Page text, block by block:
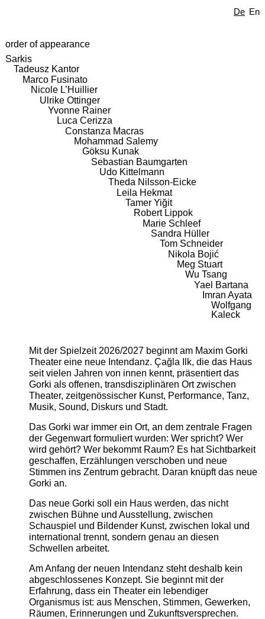
De En
order of appearance
Sarkis
Tadeusz Kantor
Marco Fusinato
Nicole L’Huillier
Ulrike Ottinger
Yvonne Rainer
Luca Cerizza
Constanza Macras
Mohammad Salemy
Göksu Kunak
Sebastian Baumgarten
Udo Kittelmann
Theda Nilsson-Eicke
Leila Hekmat
Tamer Yiğit
Robert Lippok
Marie Schleef
Sandra Hüller
Tom Schneider
Nikola Bojić
Meg Stuart
Wu Tsang
Yael Bartana
Imran Ayata
Wolfgang
Kaleck
Mit der Spielzeit 2026/2027 beginnt am Maxim Gorki
Theater eine neue Intendanz. Çağla Ilk, die das Haus
seit vielen Jahren von innen kennt, präsentiert das
Gorki als offenen, transdisziplinären Ort zwischen
Theater, zeitgenössischer Kunst, Performance, Tanz,
Musik, Sound, Diskurs und Stadt.
Das Gorki war immer ein Ort, an dem zentrale Fragen
der Gegenwart formuliert wurden: Wer spricht? Wer
wird gehört? Wer bekommt Raum? Es hat Sichtbarkeit
geschaffen, Erzählungen verschoben und neue
Stimmen ins Zentrum gebracht. Daran knüpft das neue
Gorki an.
Das neue Gorki soll ein Haus werden, das nicht
zwischen Bühne und Ausstellung, zwischen
Schauspiel und Bildender Kunst, zwischen lokal und
international trennt, sondern genau an diesen
Schwellen arbeitet.
Am Anfang der neuen Intendanz steht deshalb kein
abgeschlossenes Konzept. Sie beginnt mit der
Erfahrung, dass ein Theater ein lebendiger
Organismus ist: aus Menschen, Stimmen, Gewerken,
Räumen, Erinnerungen und Zukunftsversprechen.